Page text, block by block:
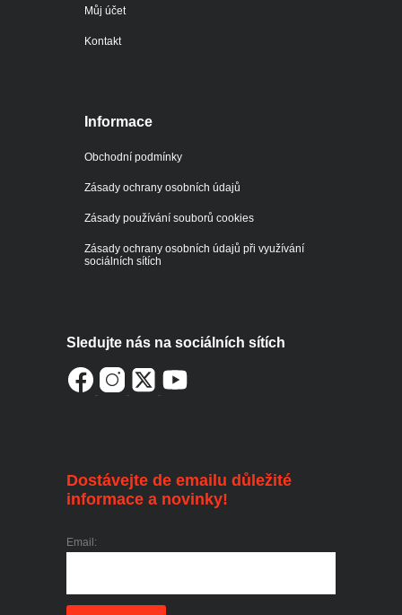
Můj účet
Kontakt
Informace
Obchodní podmínky
Zásady ochrany osobních údajů
Zásady používání souborů cookies
Zásady ochrany osobních údajů při využívání
sociálních sítích
Sledujte nás na sociálních sítích
Dostávejte de emailu důležité
informace a novinky!
Email: